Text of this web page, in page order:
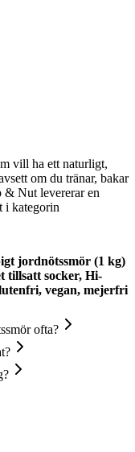
vill ha ett naturligt,
om du tränar, bakar
& Nut levererar en
i kategorin
jordnötssmör (1 kg)
tillsatt socker, Hi-
vegan, mejerfri
ofta?